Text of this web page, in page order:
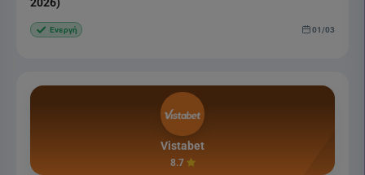
2026)
Ενεργή 01/03
Vistabet
8.7